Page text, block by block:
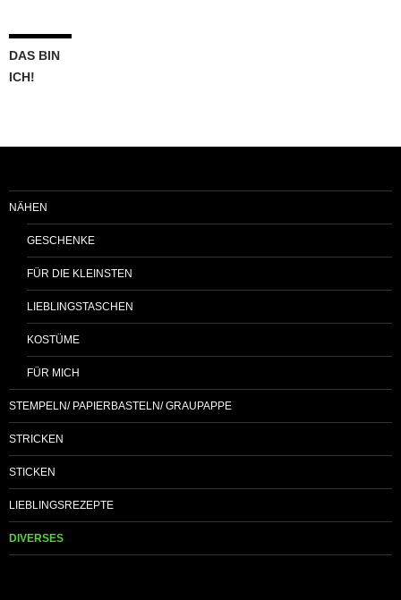
DAS BIN
ICH!
NÄHEN
GESCHENKE
FÜR DIE KLEINSTEN
LIEBLINGSTASCHEN
KOSTÜME
FÜR MICH
STEMPELN/ PAPIERBASTELN/ GRAUPAPPE
STRICKEN
STICKEN
LIEBLINGSREZEPTE
DIVERSES